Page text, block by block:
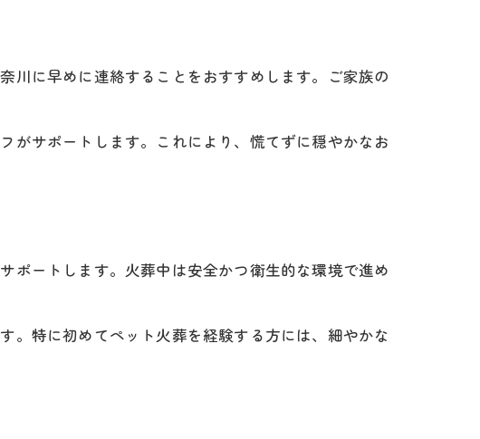
川に早めに連絡することをおすすめします。ご家族の
がサポートします。これにより、慌てずに穏やかなお
ポートします。火葬中は安全かつ衛生的な環境で進め
。特に初めてペット火葬を経験する方には、細やかな